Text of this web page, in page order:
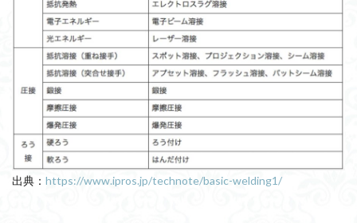
出典： https://www.ipros.jp/technote/basic-welding1/